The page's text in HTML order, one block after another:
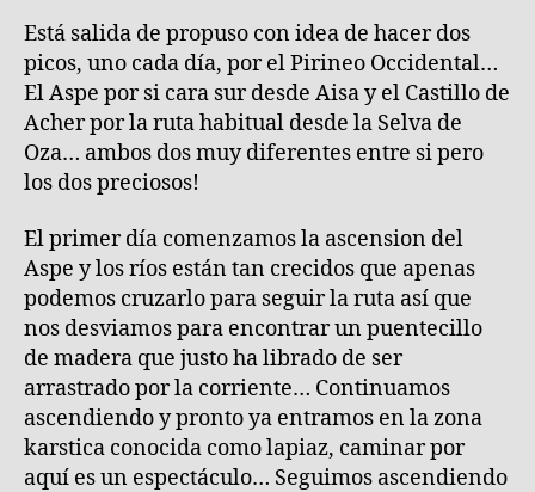
(Huesca)
Está salida de propuso con idea de hacer dos
picos, uno cada día, por el Pirineo Occidental…
El Aspe por si cara sur desde Aisa y el Castillo de
Acher por la ruta habitual desde la Selva de
Oza… ambos dos muy diferentes entre si pero
los dos preciosos!
El primer día comenzamos la ascension del
Aspe y los ríos están tan crecidos que apenas
podemos cruzarlo para seguir la ruta así que
nos desviamos para encontrar un puentecillo
de madera que justo ha librado de ser
arrastrado por la corriente… Continuamos
ascendiendo y pronto ya entramos en la zona
karstica conocida como lapiaz, caminar por
aquí es un espectáculo… Seguimos ascendiendo